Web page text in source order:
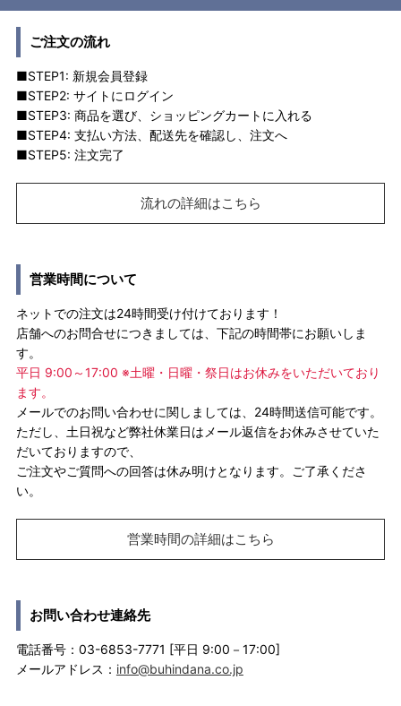
ご注文の流れ
■STEP1: 新規会員登録
■STEP2: サイトにログイン
■STEP3: 商品を選び、ショッピングカートに入れる
■STEP4: 支払い方法、配送先を確認し、注文へ
■STEP5: 注文完了
流れの詳細はこちら
営業時間について
ネットでの注文は24時間受け付けております！
店舗へのお問合せにつきましては、下記の時間帯にお願いしま
す。
平日 9:00～17:00 ※土曜・日曜・祭日はお休みをいただいており
ます。
メールでのお問い合わせに関しましては、24時間送信可能です。
ただし、土日祝など弊社休業日はメール返信をお休みさせていた
だいておりますので、
ご注文やご質問への回答は休み明けとなります。ご了承くださ
い。
営業時間の詳細はこちら
お問い合わせ連絡先
電話番号：03-6853-7771 [平日 9:00－17:00]
メールアドレス： info@buhindana.co.jp